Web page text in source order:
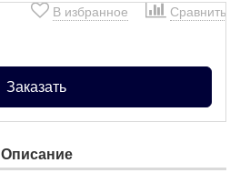
В избранное Сравнить
Заказать
Описание